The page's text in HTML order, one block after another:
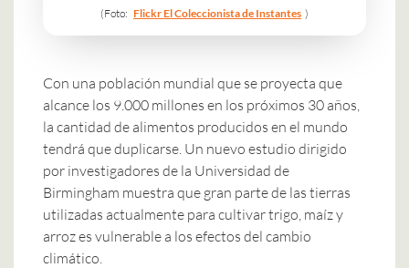
(Foto: Flickr El Coleccionista de Instantes )
Con una población mundial que se proyecta que
alcance los 9.000 millones en los próximos 30 años,
la cantidad de alimentos producidos en el mundo
tendrá que duplicarse. Un nuevo estudio dirigido
por investigadores de la Universidad de
Birmingham muestra que gran parte de las tierras
utilizadas actualmente para cultivar trigo, maíz y
arroz es vulnerable a los efectos del cambio
climático.